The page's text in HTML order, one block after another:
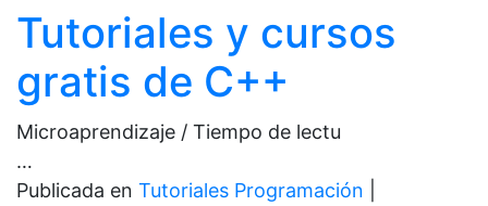
Tutoriales y cursos
gratis de C++
Microaprendizaje / Tiempo de lectu
…
Publicada en Tutoriales Programación